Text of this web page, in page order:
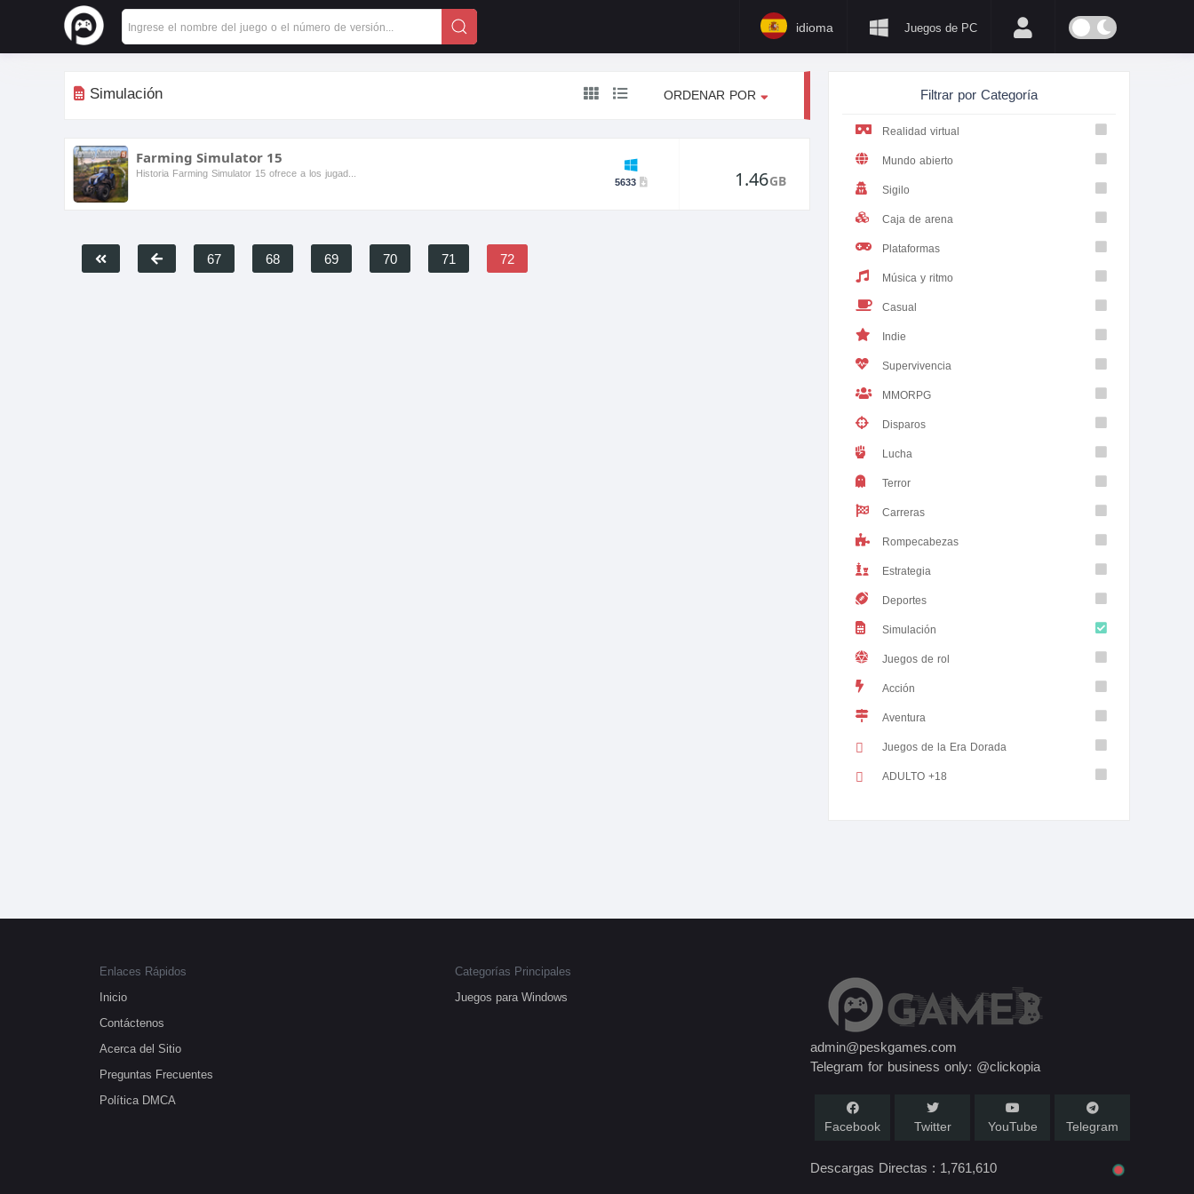
Juegos de PC
idioma
Simulación ORDENAR POR
Farming Simulator 15
Historia Farming Simulator 15 ofrece a los jugadores la oportunidad de gestionar una granja moderna, en la que deben plantar cultivos, cuidar de los animales y gestionar las actividades diarias de l... 5633 1.46GB
67 68 69 70 71 72
Filtrar por Categoría
Realidad virtual
Mundo abierto
Sigilo
Caja de arena
Plataformas
Música y ritmo
Casual
Indie
Supervivencia
MMORPG
Disparos
Lucha
Terror
Carreras
Rompecabezas
Estrategia
Deportes
Simulación
Juegos de rol
Acción
Aventura
Juegos de la Era Dorada
ADULTO +18
Enlaces Rápidos
Inicio
Contáctenos
Acerca del Sitio
Preguntas Frecuentes
Política DMCA
Categorías Principales
Juegos para Windows
admin@peskgames.com
Telegram for business only: @clickopia
Facebook Twitter YouTube Telegram
Descargas Directas : 1,761,610